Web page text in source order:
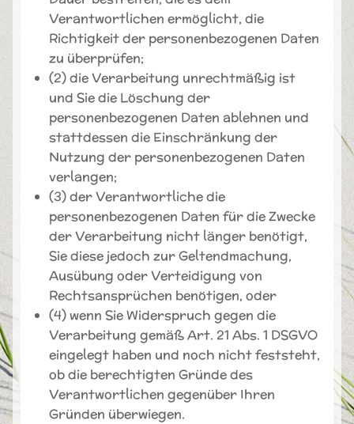
Verantwortlichen ermöglicht, die
Richtigkeit der personenbezogenen Daten
zu überprüfen;
(2) die Verarbeitung unrechtmäßig ist
und Sie die Löschung der
personenbezogenen Daten ablehnen und
stattdessen die Einschränkung der
Nutzung der personenbezogenen Daten
verlangen;
(3) der Verantwortliche die
personenbezogenen Daten für die Zwecke
der Verarbeitung nicht länger benötigt,
Sie diese jedoch zur Geltendmachung,
Ausübung oder Verteidigung von
Rechtsansprüchen benötigen, oder
(4) wenn Sie Widerspruch gegen die
Verarbeitung gemäß Art. 21 Abs. 1 DSGVO
eingelegt haben und noch nicht feststeht,
ob die berechtigten Gründe des
Verantwortlichen gegenüber Ihren
Gründen überwiegen.